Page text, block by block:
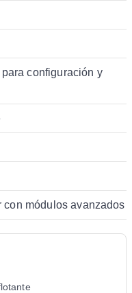
configuración y
con módulos avanzados